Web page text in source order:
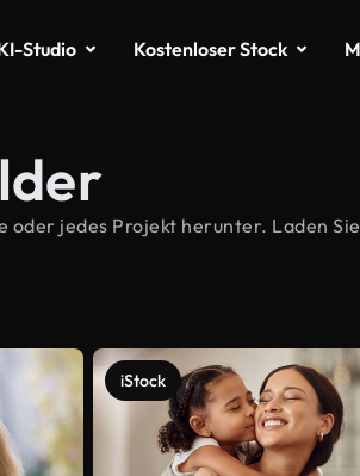
Studio Kostenloser Stock
jedes Projekt herunter. Laden
iStock